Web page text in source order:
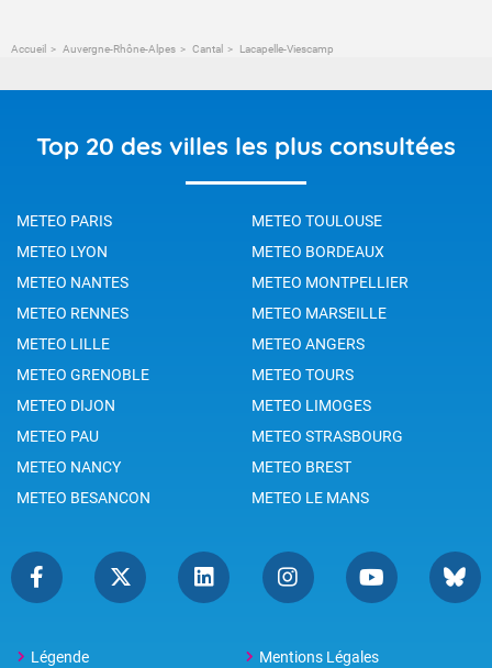
Accueil Auvergne-Rhône-Alpes Cantal Lacapelle-Viescamp
Top 20 des villes les plus consultées
METEO PARIS
METEO TOULOUSE
METEO LYON
METEO BORDEAUX
METEO NANTES
METEO MONTPELLIER
METEO RENNES
METEO MARSEILLE
METEO LILLE
METEO ANGERS
METEO GRENOBLE
METEO TOURS
METEO DIJON
METEO LIMOGES
METEO PAU
METEO STRASBOURG
METEO NANCY
METEO BREST
METEO BESANCON
METEO LE MANS
Légende
Mentions Légales